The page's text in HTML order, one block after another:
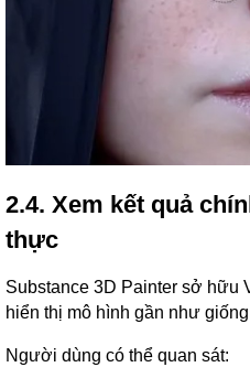
2.4. Xem kết quả
thực
Substance 3D Painter sở hữu
hiển thị mô hình gần như
Người dùng có thể quan sát: